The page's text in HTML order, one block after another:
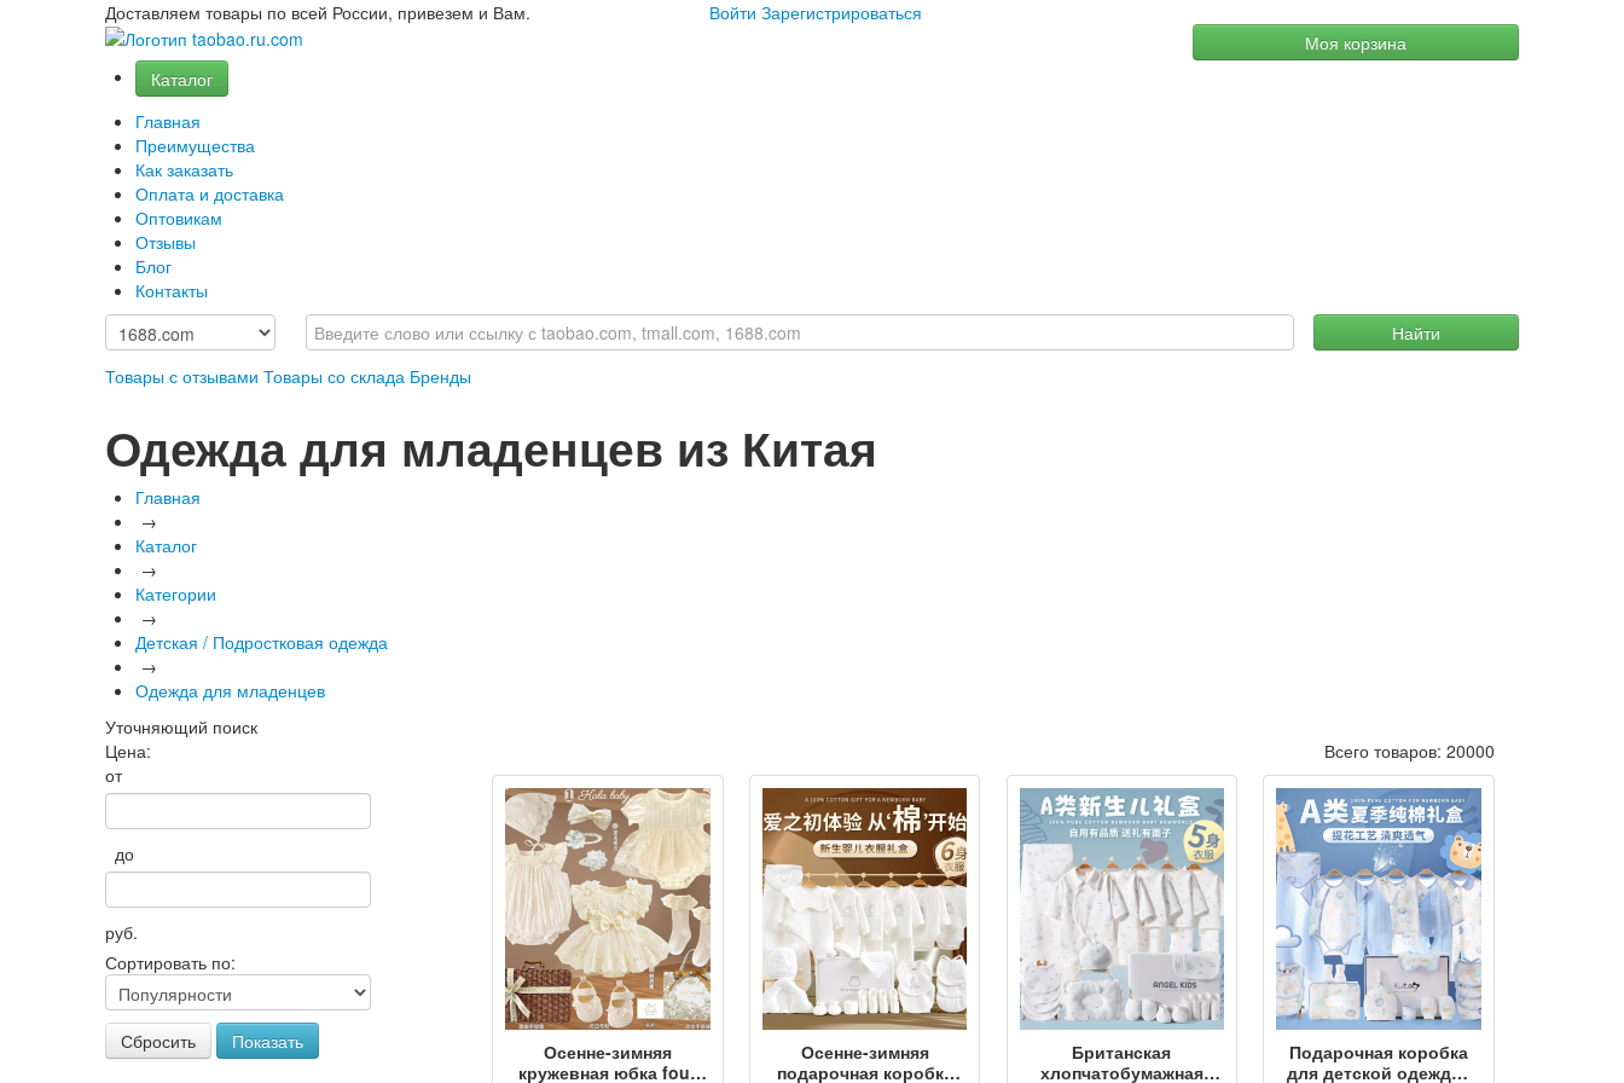
Доставляем товары по всей России, привезем и Вам. Войти Зарегистрироваться
Моя корзина
Каталог
Главная
Преимущества
Как заказать
Оплата и доставка
Оптовикам
Отзывы
Блог
Контакты
Товары с отзывами Товары со склада Бренды
Найти
Одежда для младенцев из Китая
Главная
→
Каталог
→
Категории
→
Детская / Подростковая одежда
→
Одежда для младенцев
Уточняющий поиск
Цена:
от
до
руб.
Сортировать по:
Сбросить Показать
Всего товаров: 20000
Осенне-зимняя
кружевная юбка four
Осенне-зимняя
подарочная коробка
Британская
хлопчатобумажная
Подарочная коробка
для детской одежды,